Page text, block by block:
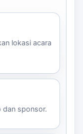
lokasi acara
dan sponsor.